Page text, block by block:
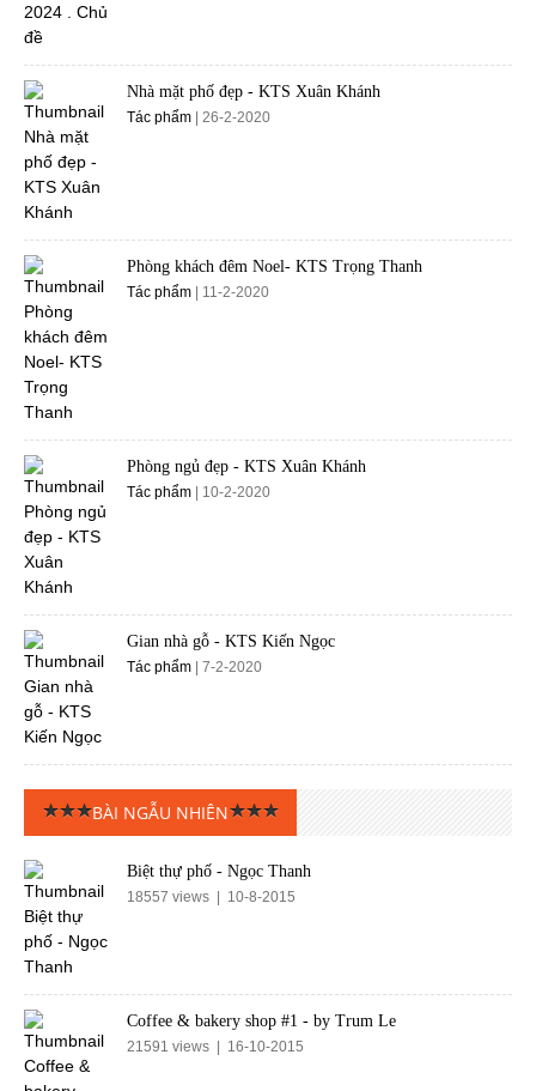
Nhà mặt phố đẹp - KTS Xuân Khánh
Tác phẩm | 26-2-2020
Phòng khách đêm Noel- KTS Trọng Thanh
Tác phẩm | 11-2-2020
Phòng ngủ đẹp - KTS Xuân Khánh
Tác phẩm | 10-2-2020
Gian nhà gỗ - KTS Kiến Ngọc
Tác phẩm | 7-2-2020
BÀI NGẪU NHIÊN
Biệt thự phố - Ngọc Thanh
18557 views | 10-8-2015
Coffee & bakery shop #1 - by Trum Le
21591 views | 16-10-2015